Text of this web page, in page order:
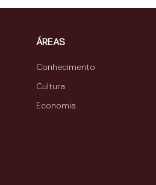
ÁREAS
Conhecimento
Cultura
Economia